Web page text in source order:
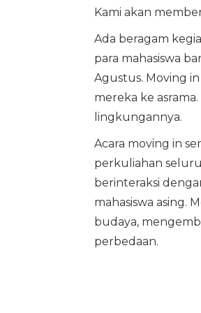
Kami akan
Ada beragam
para mahasiswa
Agustus. Moving
mereka ke
lingkungannya.
Acara moving in
perkuliahan
berinteraksi
mahasiswa asing.
budaya,
perbedaan.